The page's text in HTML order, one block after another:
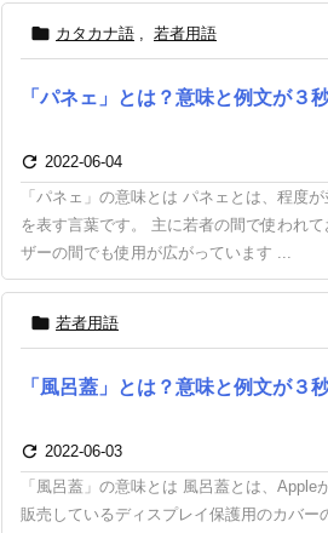
 カタカナ語 , 若者用語
「パネェ」とは？意味と例文が３
 2022-06-04
「パネェ」の意味とは パネェとは、程度
を表す言葉です。 主に若者の間で使われ
ザーの間でも使用が広がっています ...
 若者用語
「風呂蓋」とは？意味と例文が３
 2022-06-03
「風呂蓋」の意味とは 風呂蓋とは、Apple
販売しているディスプレイ保護用のカバー